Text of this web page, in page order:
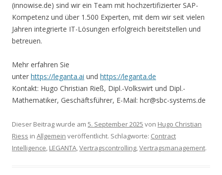
(innowise.de) sind wir ein Team mit hochzertifizierter SAP-
Kompetenz und über 1.500 Experten, mit dem wir seit vielen
Jahren integrierte IT-Lösungen erfolgreich bereitstellen und
betreuen.
Mehr erfahren Sie
unter https://leganta.ai und https://leganta.de
Kontakt: Hugo Christian Rieß, Dipl.-Volkswirt und Dipl.-
Mathematiker, Geschäftsführer, E-Mail: hcr@sbc-systems.de
Dieser Beitrag wurde am 5. September 2025 von Hugo Christian
Riess in Allgemein veröffentlicht. Schlagworte: Contract
Intelligence, LEGANTA,Vertragscontrolling,Vertragsmanagement.